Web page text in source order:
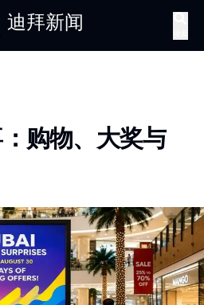
迪拜新闻
购物、大奖与